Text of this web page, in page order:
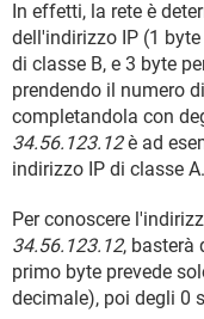
In effetti, la rete è
dell'indirizzo IP (1
di classe B, e 3 byte
prendendo il numero
completandola con
34.56.123.12è ad
indirizzo IP di classe A.
Per conoscere
34.56.123.12, basterà
primo byte prevede
decimale), poi degli 0